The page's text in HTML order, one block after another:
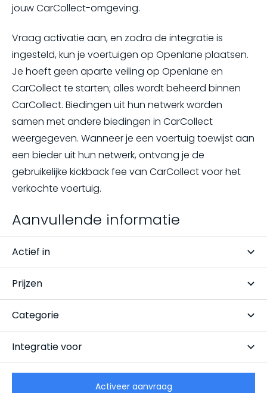
Activeer aanvraag
Aanvullende informatie
Actief in
Slowakije, Hongarije, België, Tsjechische Republiek,
Spanje, Polen, Nederland, Duitsland, Roemenië,
Bulgarije, Frankrijk
Prijzen
Per veiling
Categorie
Veilinghuis
Integratie voor
CarCollect Trade
jouw CarCollect-omgeving.
Vraag activatie aan, en zodra de integratie is
ingesteld, kun je voertuigen op Openlane plaatsen.
Je hoeft geen aparte veiling op Openlane en
CarCollect te starten; alles wordt beheerd binnen
CarCollect. Biedingen uit hun netwerk worden
samen met andere biedingen in CarCollect
weergegeven. Wanneer je een voertuig toewijst aan
een bieder uit hun netwerk, ontvang je de
gebruikelijke kickback fee van CarCollect voor het
verkochte voertuig.